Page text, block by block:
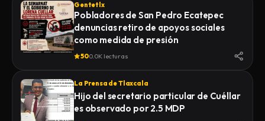
Gentetlx
Pobladores de San Pedro Ecatepec
denuncias retiro de apoyos sociales
como medida de presión
500.0K lecturas
La Prensa de Tlaxcala
Hijo del secretario particular de Cuéllar
es observado por 2.5 MDP